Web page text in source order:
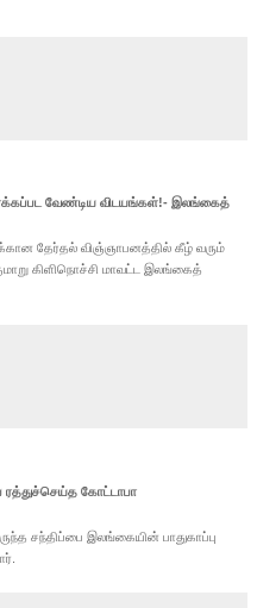
வேண்டிய விடயங்கள்!- இலங்கைத்
தேர்தல் விஞ்ஞாபனத்தில் கீழ் வரும்
கிளிநொச்சி மாவட்ட இலங்கைத்
ரத்துச்செய்த கோட்டாபா
சந்திப்பை இலங்கையின் பாதுகாப்பு